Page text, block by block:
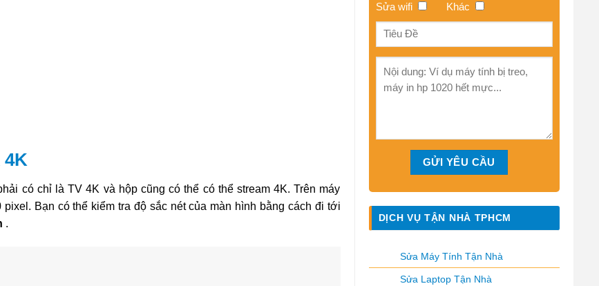
4K
có chỉ là TV 4K và hộp cũng có thể có thể stream 4K. Trên máy
Bạn có thể kiểm tra độ sắc nét của màn hình bằng cách đi tới
.
Sửa wifi
Khác
DỊCH VỤ TẬN NHÀ TPHCM
Sửa Máy Tính Tận Nhà
Sửa Laptop Tận Nhà